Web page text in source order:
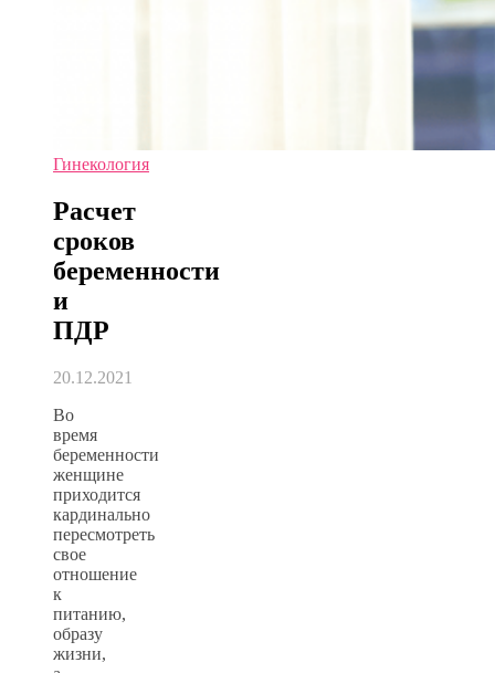
Гинекология
Расчет
сроков
беременности
и
ПДР
20.12.2021
Во
время
беременности
женщине
приходится
кардинально
пересмотреть
свое
отношение
к
питанию,
образу
жизни,